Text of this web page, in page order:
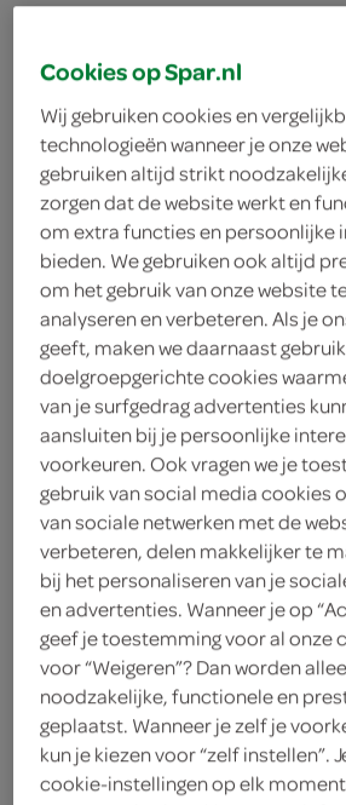
1 eetlepel sesamzaad
1 ei
16 cocktailworstjes
2 eetlepels fijne mosterd
6 plakjes diepvriesbladerdeeg
benodigdheden
bakplaat met bakpapier
bereiden
deel op twitter
deel op facebook
Cookies op Spar.nl
Wij gebruiken cookies en
technologieën wanneer je onze
gebruiken altijd strikt
zorgen dat de website werkt en
om extra functies en persoonlijke
bieden. We gebruiken ook altijd
om het gebruik van onze website
analyseren en verbeteren. Als je
geeft, maken we daarnaast
doelgroepgerichte cookies
van je surfgedrag advertenties
aansluiten bij je persoonlijke
voorkeuren. Ook vragen we je
gebruik van social media cookies
van sociale netwerken met de
verbeteren, delen makkelijker te
bij het personaliseren van je
en advertenties. Wanneer je op
geef je toestemming voor al onze
voor “Weigeren”? Dan worden
noodzakelijke, functionele en
geplaatst. Wanneer je zelf je
kun je kiezen voor “zelf instellen”.
cookie-instellingen op elk